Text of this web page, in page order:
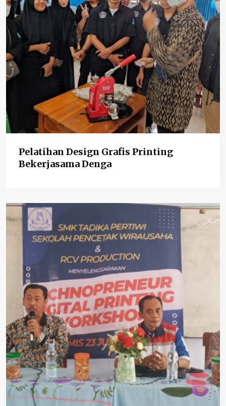
Pelatihan Design Grafis Printing
Bekerjasama Denga